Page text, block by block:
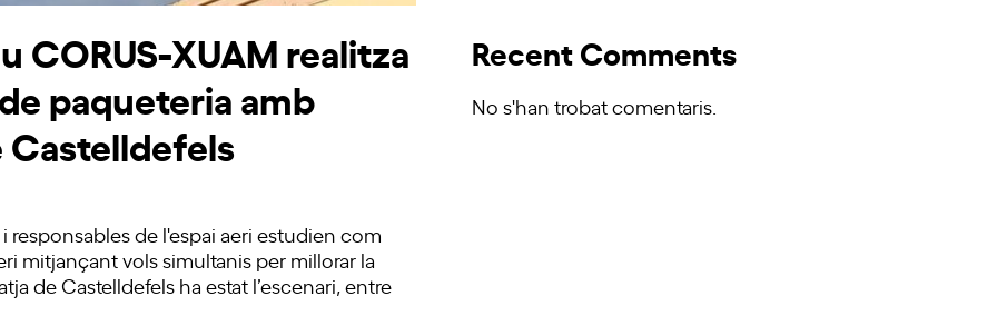
CORUS-XUAM realitza
paqueteria amb
Castelldefels
responsables de l'espai aeri estudien com
mitjançant vols simultanis per millorar la
de Castelldefels ha estat l’escenari, entre
Recent Comments
No s'han trobat comentaris.